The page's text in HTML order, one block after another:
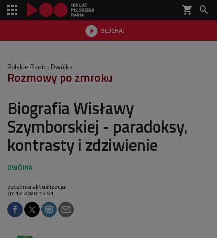
shopping_cart 
 SŁUCHAJ

Polskie Radio Dwójka
Rozmowy po zmroku
Biografia Wisławy
Szymborskiej - paradoksy,
kontrasty i zdziwienie
ostatnia aktualizacja:
07.12.2020 15:51